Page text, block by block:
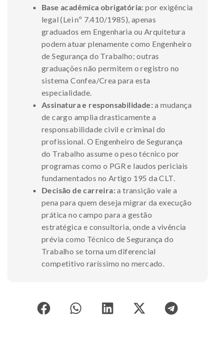
Base acadêmica obrigatória: por exigência
legal (Lei nº 7.410/1985), apenas
graduados em Engenharia ou Arquitetura
podem atuar plenamente como Engenheiro
de Segurança do Trabalho; outras
graduações não permitem o registro no
sistema Confea/Crea para esta
especialidade.
Assinatura e responsabilidade:a mudança
de cargo amplia drasticamente a
responsabilidade civil e criminal do
profissional. O Engenheiro de Segurança
do Trabalho assume o peso técnico por
programas como o PGR e laudos periciais
fundamentados no Artigo 195 da CLT.
Decisão de carreira:a transição vale a
pena para quem deseja migrar da execução
prática no campo para a gestão
estratégica e consultoria, onde a vivência
prévia como Técnico de Segurança do
Trabalho se torna um diferencial
competitivo raríssimo no mercado.